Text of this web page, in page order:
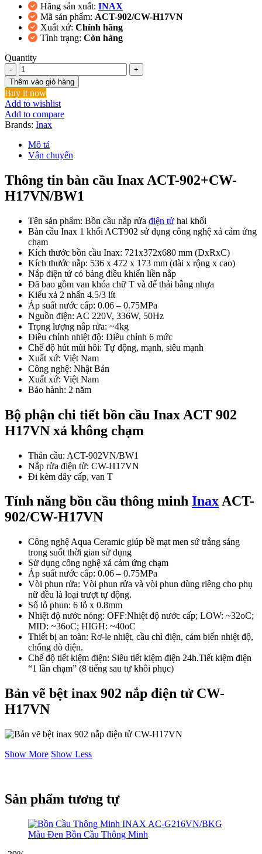
Hãng sản xuất: INAX
Mã sản phẩm: ACT-902/CW-H17VN
Xuất xứ: Chính hãng
Tình trạng: Còn hàng
Quantity
Bồn
Cầu
INAX
ACT-
902/CW-
H17VN
Nắp
Điện
Tử
Xả
Cảm
Ứng
số
Thêm vào giỏ hàng
Buy it now
Add to wishlist
Add to compare
Brands: Inax
Mô tả
Vận chuyển
Thông tin bàn cầu Inax ACT-902+CW-
H17VN/BW1
Tên sản phẩm: Bồn cầu nắp rửa điện tử hai khối
Bàn cầu Inax 1 khối ACT902 sử dụng công nghệ xả cảm ứng
chạm
Kích thước bồn cầu Inax: 721x372x680 mm (DxRxC)
Kích thước nắp: 536 x 472 x 173 mm (dài x rộng x cao)
Nắp điện tử có bảng điều khiển liền nắp
Đã bao gồm van khóa chữ T và đế thải bằng nhựa
Kiểu xả 2 nhấn 4.5/3 lít
Áp suất nước cấp: 0.06 – 0.75MPa
Nguồn điện: AC 220V, 336W, 50Hz
Trọng lượng nắp rửa: ~4kg
Điều chỉnh nhiệt độ: Điều chỉnh 6 mức
Chế độ hút mùi hôi: Tự động, mạnh, siêu mạnh
Xuất xứ: Việt Nam
Công nghệ: Nhật Bản
Xuất xứ: Việt Nam
Bảo hành: 2 năm
Bộ phận chi tiết bồn cầu Inax ACT 902
H17VN xả không chạm
Thân cầu: ACT-902VN/BW1
Nắp rửa điện tử: CW-H17VN
Đi kèm dây cấp, van T
Tính năng bồn cầu thông minh InaxACT-
902/CW-H17VN
Công nghệ Aqua Ceramic giúp bề mạt men sứ trắng sáng
trong suốt thời gian sử dụng
Sử dụng công nghệ xả cảm ứng chạm
Áp suất nước cấp: 0.06 – 0.75MPa
Vòi phun rửa: Vòi phun rửa và vòi phun dùng riêng cho phụ
nữ đều là loại trượt tự động.
Số lỗ phun: 6 lỗ x 0.8mm
Nhiệt độ nước nóng: OFF:Nhiệt độ nước cấp; LOW: ~32oC;
MID: ~36oC; HIGH: ~40oC
Thiết bị an toàn: Rơ-le nhiệt, cầu chì điện, cảm biến nhiệt độ,
chống dò điện.
Chế độ tiết kiệm điện: Siêu tiết kiệm điện 24h.Tiết kiệm điện
“1 lần chạm” (8 tiếng sau tự khôi phục)
Bản vẽ bệt inax 902 nắp điện tử CW-
H17VN
Show More Show Less
Sản phẩm tương tự